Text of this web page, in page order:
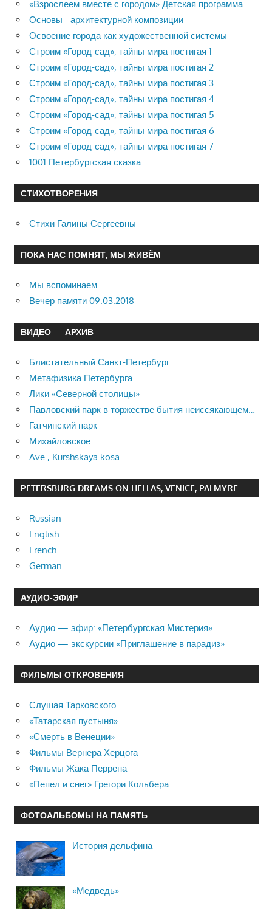
«Взрослеем вместе с городом» Детская программа
Основы архитектурной композиции
Освоение города как художественной системы
Строим «Город-сад», тайны мира постигая 1
Строим «Город-сад», тайны мира постигая 2
Строим «Город-сад», тайны мира постигая 3
Строим «Город-сад», тайны мира постигая 4
Строим «Город-сад», тайны мира постигая 5
Строим «Город-сад», тайны мира постигая 6
Строим «Город-сад», тайны мира постигая 7
1001 Петербургская сказка
СТИХОТВОРЕНИЯ
Стихи Галины Сергеевны
ПОКА НАС ПОМНЯТ, МЫ ЖИВЁМ
Мы вспоминаем…
Вечер памяти 09.03.2018
ВИДЕО — АРХИВ
Блистательный Санкт-Петербург
Метафизика Петербурга
Лики «Северной столицы»
Павловский парк в торжестве бытия неиссякающем…
Гатчинский парк
Михайловское
Ave , Kurshskaya kosa…
PETERSBURG DREAMS ON HELLAS, VENICE, PALMYRE
Russian
English
French
German
АУДИО-ЭФИР
Аудио — эфир: «Петербургская Мистерия»
Аудио — экскурсии «Приглашение в парадиз»
ФИЛЬМЫ ОТКРОВЕНИЯ
Слушая Тарковского
«Татарская пустыня»
«Смерть в Венеции»
Фильмы Вернера Херцога
Фильмы Жака Перрена
«Пепел и снег» Грегори Кольбера
ФОТОАЛЬБОМЫ НА ПАМЯТЬ
История дельфина
«Медведь»